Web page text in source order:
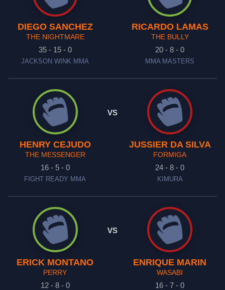
DIEGO SANCHEZ
THE NIGHTMARE
35 - 15 - 0
JACKSON WINK MMA
RICARDO LAMAS
THE BULLY
20 - 8 - 0
MMA MASTERS
HENRY CEJUDO
THE MESSENGER
16 - 5 - 0
FIGHT READY MMA
vs
JUSSIER DA SILVA
FORMIGA
24 - 8 - 0
KIMURA
ERICK MONTANO
PERRY
12 - 8 - 0
vs
ENRIQUE MARIN
WASABI
16 - 7 - 0